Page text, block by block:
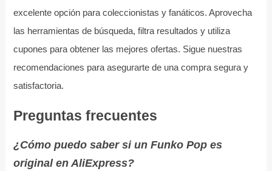
excelente opción para coleccionistas y fanáticos. Aprovecha
las herramientas de búsqueda, filtra resultados y utiliza
cupones para obtener las mejores ofertas. Sigue nuestras
recomendaciones para asegurarte de una compra segura y
satisfactoria.
Preguntas frecuentes
¿Cómo puedo saber si un Funko Pop es
original en AliExpress?